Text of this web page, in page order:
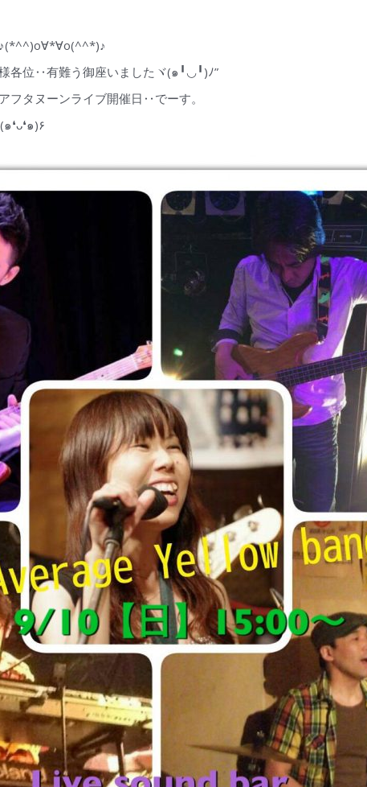
各位‥有難う御座いましたヾ(๑╹◡╹)ﾉ”
タヌーンライブ開催日‥でーす。
14:30開場です〜ょ٩(๑❛ᴗ❛๑)۶